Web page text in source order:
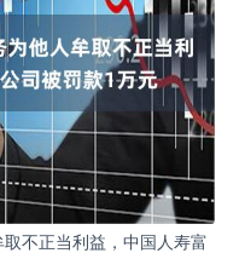
不正当利益，中国人寿富